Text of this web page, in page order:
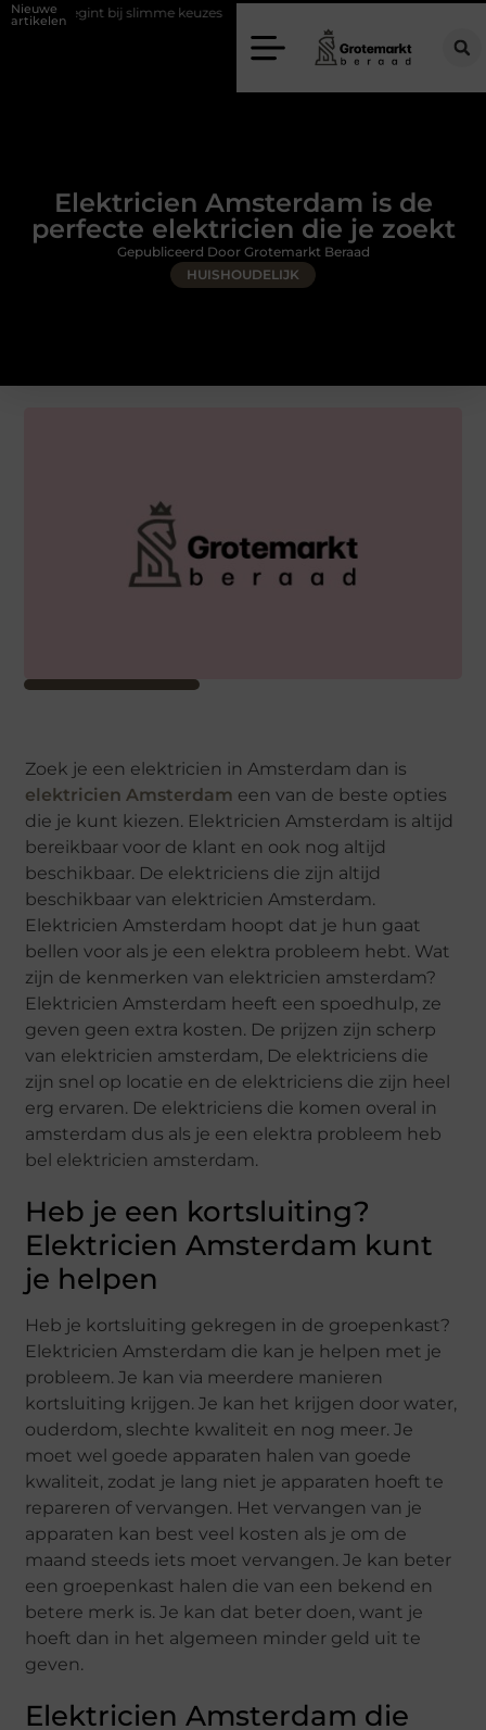
Nieuwe
artikelen
bij slimme keuzes Waarom kiezen voor een rijschool in Utrecht?
Elektricien Amsterdam is de
perfecte elektricien die je zoekt
HUISHOUDELIJK
Gepubliceerd Door Grotemarkt Beraad
Zoek je een elektricien in Amsterdam dan is
elektricien Amsterdam een van de beste opties
die je kunt kiezen. Elektricien Amsterdam is altijd
bereikbaar voor de klant en ook nog altijd
beschikbaar. De elektriciens die zijn altijd
beschikbaar van elektricien Amsterdam.
Elektricien Amsterdam hoopt dat je hun gaat
bellen voor als je een elektra probleem hebt. Wat
zijn de kenmerken van elektricien amsterdam?
Elektricien Amsterdam heeft een spoedhulp, ze
geven geen extra kosten. De prijzen zijn scherp
van elektricien amsterdam, De elektriciens die
zijn snel op locatie en de elektriciens die zijn heel
erg ervaren. De elektriciens die komen overal in
amsterdam dus als je een elektra probleem heb
bel elektricien amsterdam.
Heb je een kortsluiting?
Elektricien Amsterdam kunt
je helpen
Heb je kortsluiting gekregen in de groepenkast?
Elektricien Amsterdam die kan je helpen met je
probleem. Je kan via meerdere manieren
kortsluiting krijgen. Je kan het krijgen door water,
ouderdom, slechte kwaliteit en nog meer. Je
moet wel goede apparaten halen van goede
kwaliteit, zodat je lang niet je apparaten hoeft te
repareren of vervangen. Het vervangen van je
apparaten kan best veel kosten als je om de
maand steeds iets moet vervangen. Je kan beter
een groepenkast halen die van een bekend en
betere merk is. Je kan dat beter doen, want je
hoeft dan in het algemeen minder geld uit te
geven.
Elektricien Amsterdam die